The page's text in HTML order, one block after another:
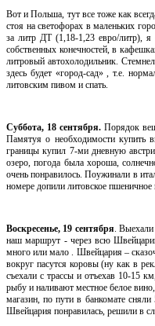
Вот и Польша, тут все тоже как
стоя на светофорах в маленьких
за литр ДТ (1,18-1,23 евро/литр),
собственных конечностей, в
литровый автохолодильник.
здесь будет «город-сад» , т.е.
литовским пивом и спать.
Суббота, 18 сентября.Порядок
Памятуя о необходимости купить
границы купил 7-ми дневную
озеро, погода была хороша,
очень понравилось. Поужинали в
номере допили литовское
Воскресенье, 19 сентября. Выехали
наш маршрут - через всю
много или мало . Швейцария –
вокруг пасутся коровы (ну как в
съехали с трассы и отъехав 10-15
рыбу и наливают местное белое
магазин, по пути в банкомате
Швейцария понравилась, решили в